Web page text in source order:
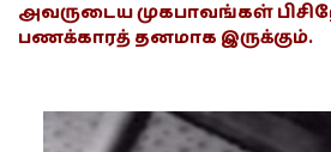
அவருடைய முகபாவங்கள்
பணக்காரத் தனமாக இருக்கும்.